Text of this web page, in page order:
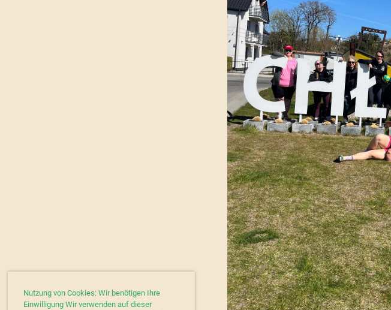
Nutzung von Cookies: Wir benötigen Ihre
Einwilligung Wir verwenden auf dieser